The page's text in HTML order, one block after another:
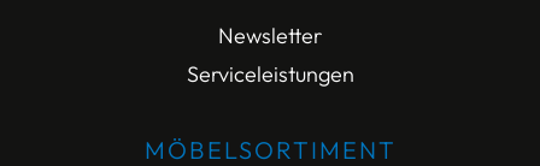
Newsletter
Serviceleistungen
MÖBELSORTIMENT